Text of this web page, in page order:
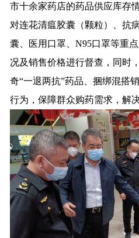
市十余家药店的药品供应库存
对连花清瘟胶囊（颗粒）、抗
囊、医用口罩、N95口罩等重
况及销售价格进行督查，同时
奇“一退两抗”药品、捆绑混搭
行为，保障群众购药需求，解